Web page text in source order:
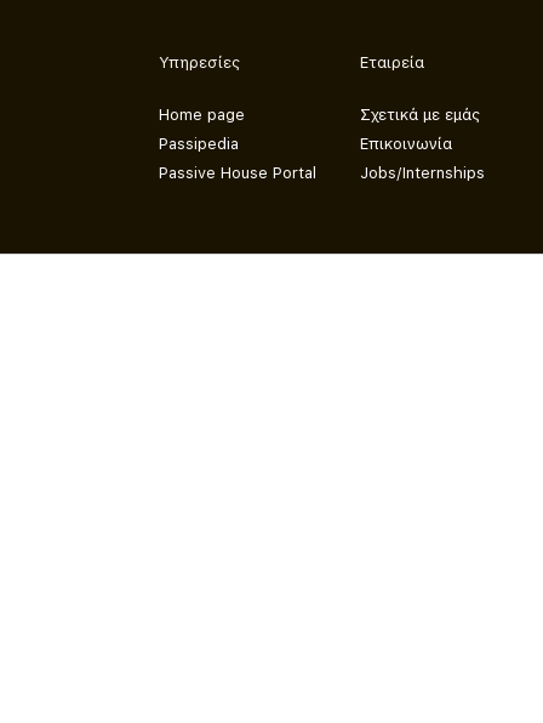
Υπηρεσίες
Home page
Passipedia
Passive House Portal
Εταιρεία
Σχετικά με εμάς
Επικοινωνία
Jobs/Internships